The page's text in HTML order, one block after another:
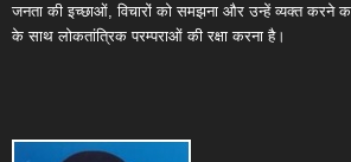
जनता की इच्छाओं, विचारों को समझना और उन्हें व्यक्त करने
के साथ लोकतांत्रिक परम्पराओं की रक्षा करना है।